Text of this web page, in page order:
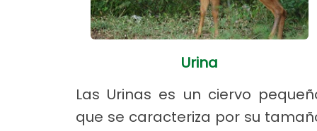
Urina
Las Urinas es un ciervo
que se caracteriza por su